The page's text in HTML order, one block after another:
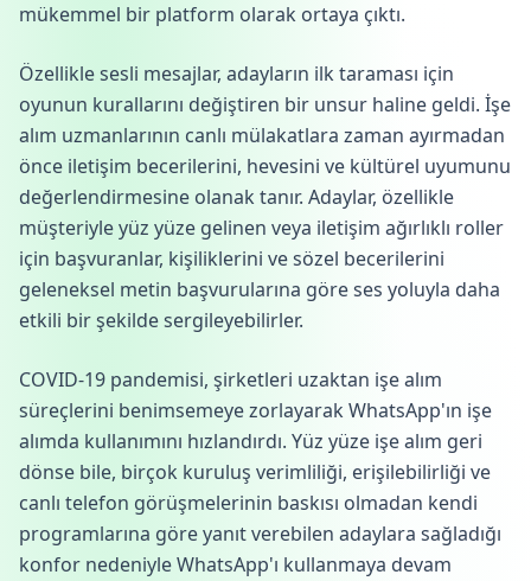
mükemmel bir platform olarak ortaya çıktı.
Özellikle sesli mesajlar, adayların ilk taraması için
oyunun kurallarını değiştiren bir unsur haline geldi. İşe
alım uzmanlarının canlı mülakatlara zaman ayırmadan
önce iletişim becerilerini, hevesini ve kültürel uyumunu
değerlendirmesine olanak tanır. Adaylar, özellikle
müşteriyle yüz yüze gelinen veya iletişim ağırlıklı roller
için başvuranlar, kişiliklerini ve sözel becerilerini
geleneksel metin başvurularına göre ses yoluyla daha
etkili bir şekilde sergileyebilirler.
COVID-19 pandemisi, şirketleri uzaktan işe alım
süreçlerini benimsemeye zorlayarak WhatsApp'ın işe
alımda kullanımını hızlandırdı. Yüz yüze işe alım geri
dönse bile, birçok kuruluş verimliliği, erişilebilirliği ve
canlı telefon görüşmelerinin baskısı olmadan kendi
programlarına göre yanıt verebilen adaylara sağladığı
konfor nedeniyle WhatsApp'ı kullanmaya devam